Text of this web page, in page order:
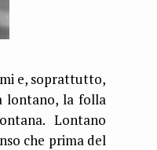
e, soprattutto,
lontano, la folla
Lontano
che prima del